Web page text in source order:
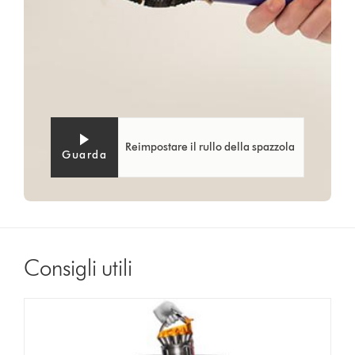
Guarda
Reimpostare il rullo della spazzola
Consigli utili